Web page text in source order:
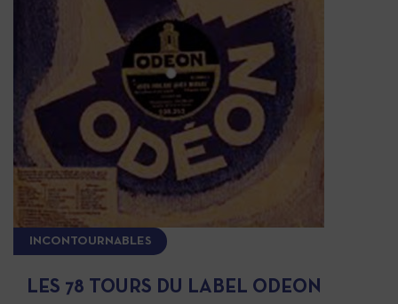
INCONTOURNABLES
LES 78 TOURS DU LABEL ODEON